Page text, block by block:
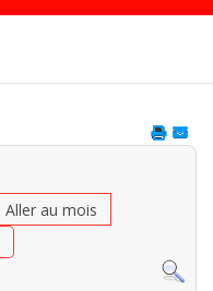
Aller au mois